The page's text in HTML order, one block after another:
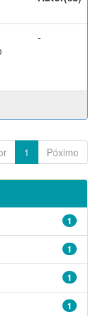
-
1 Póximo
1
1
1
1